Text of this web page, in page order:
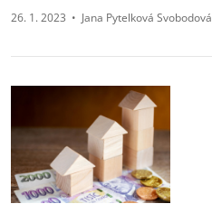
26. 1. 2023 • Jana Pytelková Svobodová